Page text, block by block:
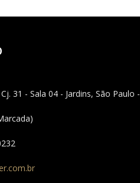
31 - Sala 04 - Jardins, São Paulo -